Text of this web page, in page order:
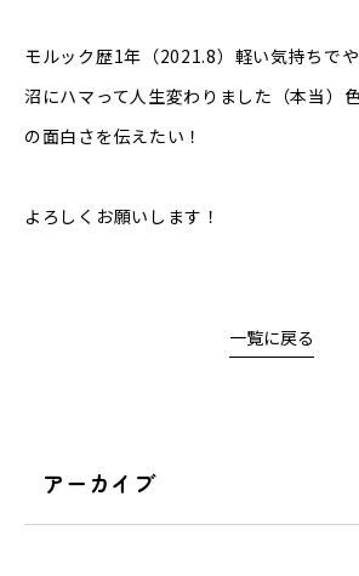
モルック歴1年（2021.8）軽い気持ちで
沼にハマって人生変わりました（本当）
の面白さを伝えたい！
よろしくお願いします！
一覧に戻る
アーカイブ